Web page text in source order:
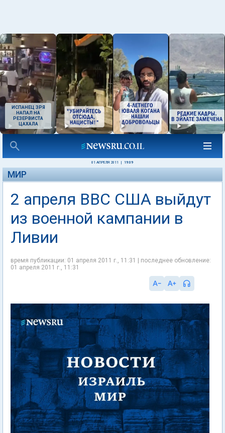
ИСПАНЕЦ ЗРЯ
НАПАЛ НА
РЕЗЕРВИСТА
ЦАХАЛА
01 АПРЕЛЯ 2011 19:09
МИР
2 апреля ВВС США выйдут
из военной кампании в
Ливии
время публикации: 01 апреля 2011 г., 11:31 | последнее обновление:
01 апреля 2011 г., 11:31